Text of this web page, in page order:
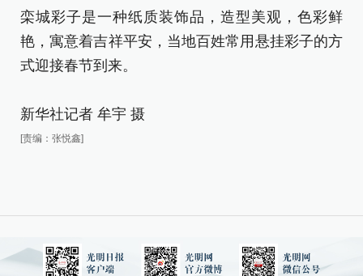
栾城彩子是一种纸质装饰品，造型美观，色彩鲜
艳，寓意着吉祥平安，当地百姓常用悬挂彩子的方
式迎接春节到来。
新华社记者 牟宇 摄
[责编：张悦鑫]